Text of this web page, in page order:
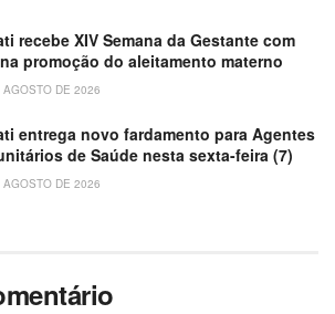
recebe XIV Semana da Gestante com
promoção do aleitamento materno
AGOSTO DE 2026
entrega novo fardamento para Agentes
de Saúde nesta sexta-feira (7)
AGOSTO DE 2026